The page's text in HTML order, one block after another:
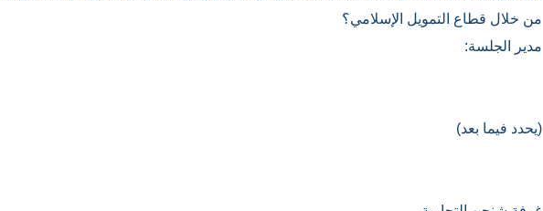
من خلال قطاع التمويل الإسلامي؟
مدير الجلسة:
(يحدد فيما بعد)